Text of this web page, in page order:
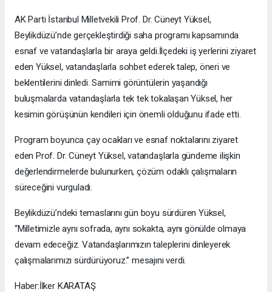
AK Parti İstanbul Milletvekili Prof. Dr. Cüneyt Yüksel,
Beylikdüzü’nde gerçekleştirdiği saha programı kapsamında
esnaf ve vatandaşlarla bir araya geldi.İlçedeki iş yerlerini ziyaret
eden Yüksel, vatandaşlarla sohbet ederek talep, öneri ve
beklentilerini dinledi. Samimi görüntülerin yaşandığı
buluşmalarda vatandaşlarla tek tek tokalaşan Yüksel, her
kesimin görüşünün kendileri için önemli olduğunu ifade etti.
Program boyunca çay ocakları ve esnaf noktalarını ziyaret
eden Prof. Dr. Cüneyt Yüksel, vatandaşlarla gündeme ilişkin
değerlendirmelerde bulunurken, çözüm odaklı çalışmaların
süreceğini vurguladı.
Beylikdüzü’ndeki temaslarını gün boyu sürdüren Yüksel,
“Milletimizle aynı sofrada, aynı sokakta, aynı gönülde olmaya
devam edeceğiz. Vatandaşlarımızın taleplerini dinleyerek
çalışmalarımızı sürdürüyoruz.” mesajını verdi.
Haber:İlker KARATAŞ